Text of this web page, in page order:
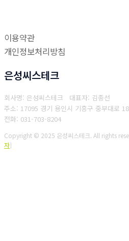
이용약관
개인정보처리방침
은성씨스테크
회사명: 은성씨스테크 대표자: 김종선
주소: 17095 경기 용인시 기흥구 중부대로
전화: 031-703-8204
Copyright © 2025 은성씨스테크. All rights
자]